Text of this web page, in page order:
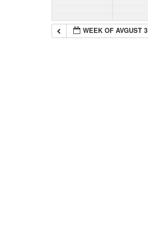
WEEK OF AVGUST 3